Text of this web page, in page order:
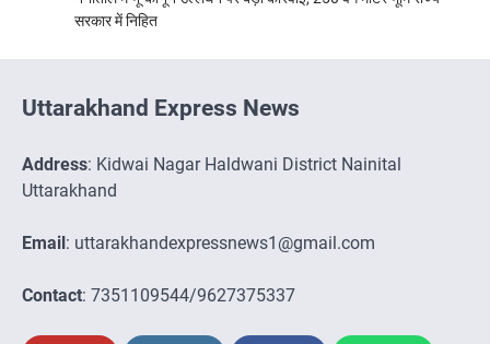
सरकार में निहित
Uttarakhand Express News
Address: Kidwai Nagar Haldwani District Nainital
Uttarakhand
Email: uttarakhandexpressnews1@gmail.com
Contact: 7351109544/9627375337